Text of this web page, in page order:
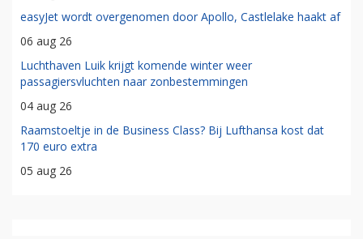
easyJet wordt overgenomen door Apollo, Castlelake haakt af
06 aug 26
Luchthaven Luik krijgt komende winter weer
passagiersvluchten naar zonbestemmingen
04 aug 26
Raamstoeltje in de Business Class? Bij Lufthansa kost dat
170 euro extra
05 aug 26